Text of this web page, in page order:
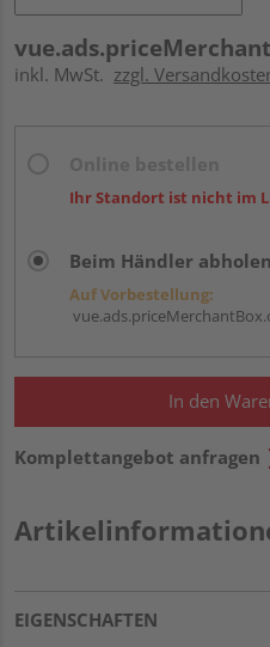
inkl. MwSt. zzgl.
Ihr Standort ist nicht im
Beim Händler abholen
Auf Vorbestellung:
In den
Komplettangebot anfragen
EIGENSCHAFTEN